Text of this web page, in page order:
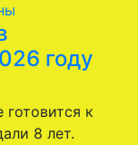
году
к
8 лет.